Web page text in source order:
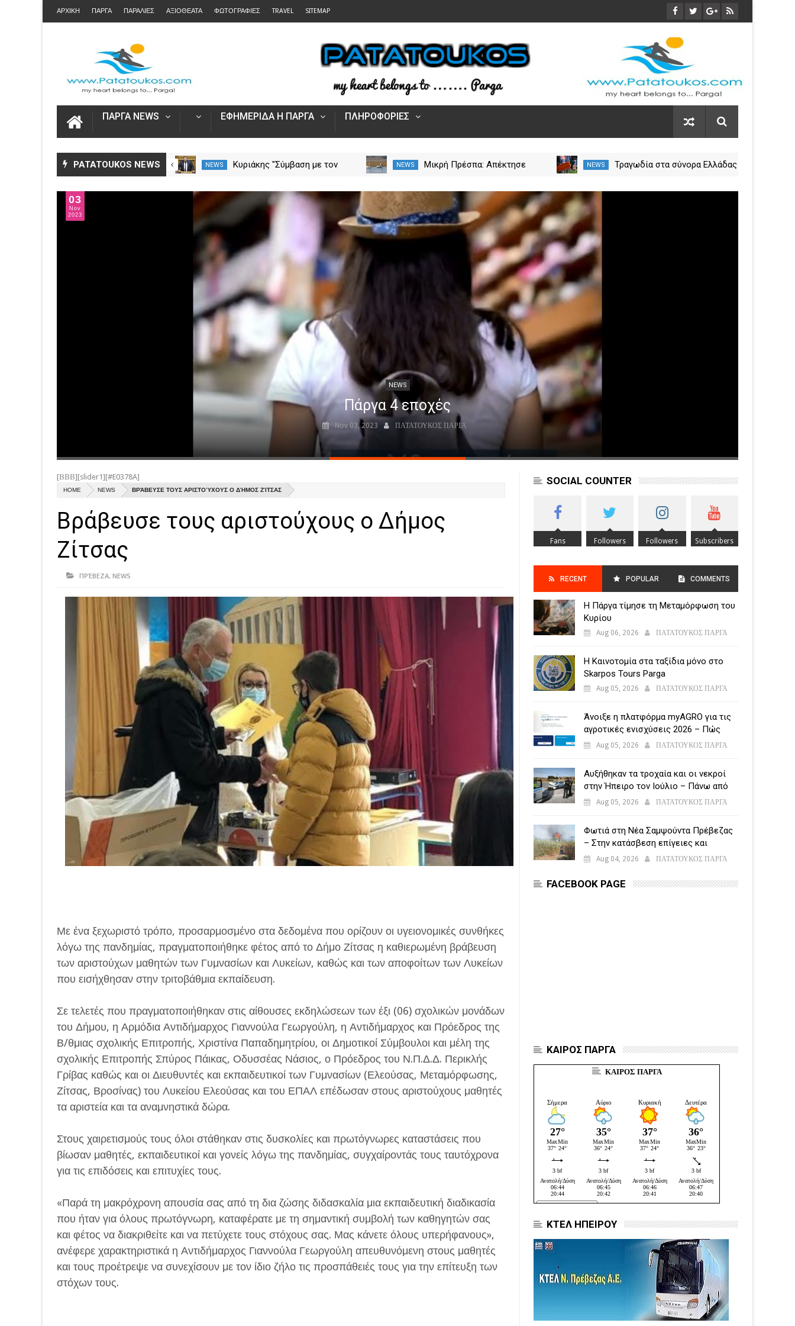
ΑΡΧΙΚΗ ΠΑΡΓΑ ΠΑΡΑΛΙΕΣ ΑΞΙΟΘΕΑΤΑ ΦΩΤΟΓΡΑΦΙΕΣ TRAVEL SITEMAP
ΠΑΡΓΑ NEWS ΕΦΗΜΕΡΙΔΑ Η ΠΑΡΓΑ ΠΛΗΡΟΦΟΡΙΕΣ
PATATOUKOS NEWS
Αυξήθηκαν τα τροχαία και οι
νεκροί στην Ήπειρο τον Ιούλιο
NEWS
Φωτιά στη Νέα Σαμψούντα
δυνάμεις
NEWS
Κυριάκης "Σύμβαση με τον
χρηματοδότηση της
λειτουργίας του"
NEWS
Μικρή Πρέσπα: Απέκτησε
29
Mar
2024
NEWS
Parga - Πάργα - Парга (Αφήγηση)
Mar 29, 2024 ΠΑΤΑΤΟΥΚΟΣ ΠΑΡΓΑ
[ΒΒΒ][slider1][#E0378A]
HOME NEWS ΒΡΆΒΕΥΣΕ ΤΟΥΣ ΑΡΙΣΤΟΎΧΟΥΣ Ο ΔΉΜΟΣ ΖΊΤΣΑΣ
Βράβευσε τους αριστούχους ο Δήμος
Ζίτσας
ΠΡΈΒΕΖΑ, NEWS
Με ένα ξεχωριστό τρόπο, προσαρμοσμένο στα δεδομένα που ορίζουν οι υγειονομικές συνθήκες
λόγω της πανδημίας, πραγματοποιήθηκε φέτος από το Δήμο Ζίτσας η καθιερωμένη βράβευση
των αριστούχων μαθητών των Γυμνασίων και Λυκείων, καθώς και των αποφοίτων των Λυκείων
που εισήχθησαν στην τριτοβάθμια εκπαίδευση.
Σε τελετές που πραγματοποιήθηκαν στις αίθουσες εκδηλώσεων των έξι (06) σχολικών μονάδων
του Δήμου, η Αρμόδια Αντιδήμαρχος Γιαννούλα Γεωργούλη, η Αντιδήμαρχος και Πρόεδρος της
Β/θμιας σχολικής Επιτροπής, Χριστίνα Παπαδημητρίου, οι Δημοτικοί Σύμβουλοι και μέλη της
σχολικής Επιτροπής Σπύρος Πάικας, Οδυσσέας Νάσιος, ο Πρόεδρος του Ν.Π.Δ.Δ. Περικλής
Γρίβας καθώς και οι Διευθυντές και εκπαιδευτικοί των Γυμνασίων (Ελεούσας, Μεταμόρφωσης,
Ζίτσας, Βροσίνας) του Λυκείου Ελεούσας και του ΕΠΑΛ επέδωσαν στους αριστούχους μαθητές
τα αριστεία και τα αναμνηστικά δώρα.
Στους χαιρετισμούς τους όλοι στάθηκαν στις δυσκολίες και πρωτόγνωρες καταστάσεις που
βίωσαν μαθητές, εκπαιδευτικοί και γονείς λόγω της πανδημίας, συγχαίροντάς τους ταυτόχρονα
για τις επιδόσεις και επιτυχίες τους.
«Παρά τη μακρόχρονη απουσία σας από τη δια ζώσης διδασκαλία μια εκπαιδευτική διαδικασία
που ήταν για όλους πρωτόγνωρη, καταφέρατε με τη σημαντική συμβολή των καθηγητών σας
και φέτος να διακριθείτε και να πετύχετε τους στόχους σας. Μας κάνετε όλους υπερήφανους»,
ανέφερε χαρακτηριστικά η Αντιδήμαρχος Γιαννούλα Γεωργούλη απευθυνόμενη στους μαθητές
και τους προέτρεψε να συνεχίσουν με τον ίδιο ζήλο τις προσπάθειές τους για την επίτευξη των
στόχων τους.
SOCIAL COUNTER
Fans Followers Followers Subscribers
RECENT POPULAR
POSTS
COMMENTS
Η Πάργα τίμησε τη Μεταμόρφωση του
Κυρίου
Aug 06, 2026 ΠΑΤΑΤΟΥΚΟΣ ΠΑΡΓΑ
Η Καινοτομία στα ταξίδια μόνο στο
Skarpos Tours Parga
Aug 05, 2026 ΠΑΤΑΤΟΥΚΟΣ ΠΑΡΓΑ
Άνοιξε η πλατφόρμα myAGRO για τις
αγροτικές ενισχύσεις 2026 – Πώς
υποβάλλεται η Ενιαία Αίτηση
Aug 05, 2026 ΠΑΤΑΤΟΥΚΟΣ ΠΑΡΓΑ
Αυξήθηκαν τα τροχαία και οι νεκροί
στην Ήπειρο τον Ιούλιο – Πάνω από
5.500 παραβάσεις
Aug 05, 2026 ΠΑΤΑΤΟΥΚΟΣ ΠΑΡΓΑ
Φωτιά στη Νέα Σαμψούντα Πρέβεζας
– Στην κατάσβεση επίγειες και
εναέριες δυνάμεις
Aug 04, 2026 ΠΑΤΑΤΟΥΚΟΣ ΠΑΡΓΑ
FACEBOOK PAGE
ΚΑΙΡΟΣ ΠΑΡΓΑ
ΚΑΙΡΟΣ ΠΑΡΓΑ
ΚΤΕΛ ΗΠΕΙΡΟΥ